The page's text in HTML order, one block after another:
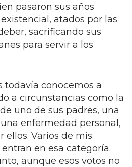
pasaron sus años
atados por las
sacrificando sus
para servir a los
todavía conocemos a
a circunstancias como la
uno de sus padres, una
enfermedad personal,
ellos. Varios de mis
en esa categoría.
aunque esos votos no